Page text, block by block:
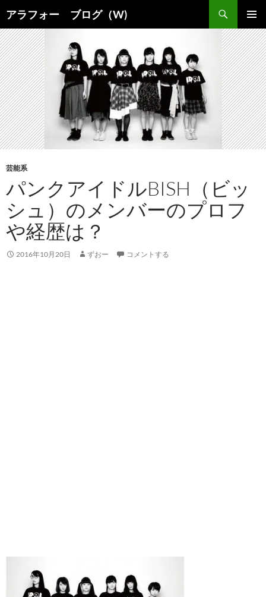
ン
テ
ン
ツ
へ
ス
キ
ッ
プ
アラフォー ブログ（W)
索
メインメ
ニュー
芸能系
パンクアイドルBISH（ビッ
シュ）のメンバーのプロフ
や経歴は？
2016年10月20日 ずおー コメントする